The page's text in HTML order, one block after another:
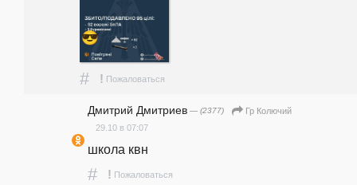
# ! Пожаловаться
Дмитрий Дмитриев — (2377)
Гр Колючий
29.10 в 07:07
школа квн
# ! Пожаловаться